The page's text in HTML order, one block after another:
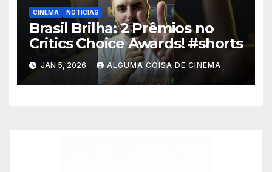
CINEMA NOTICIAS
Brasil Brilha: 2 Prêmios no
Critics Choice Awards! #shorts
JAN 5, 2026 ALGUMA COISA DE CINEMA